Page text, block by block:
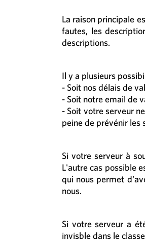
La raison principale
fautes, les
descriptions.
Il y a plusieurs
- Soit nos délais de
- Soit notre email de
- Soit votre serveur
peine de prévénir les
Si votre serveur à
L'autre cas possible
qui nous permet
nous.
Si votre serveur a
invisble dans le